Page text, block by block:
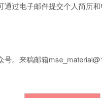
通过电子邮件提交个人简历
号。来稿邮箱